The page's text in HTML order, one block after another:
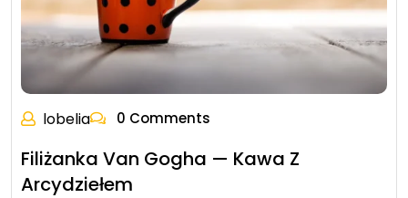
lobelia 0 Comments
Filiżanka Van Gogha — Kawa Z
Arcydziełem